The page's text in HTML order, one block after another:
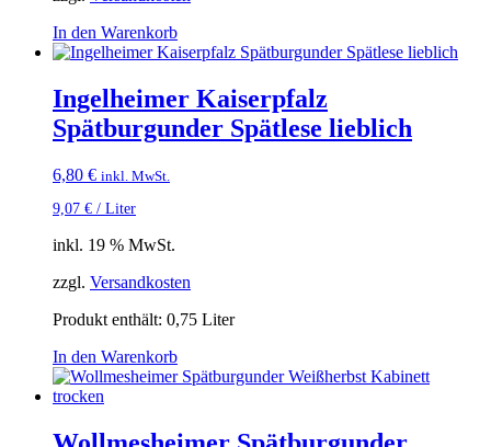
In den Warenkorb
Ingelheimer Kaiserpfalz
Spätburgunder Spätlese lieblich
6,80 € inkl. MwSt.
9,07 € / Liter
inkl. 19 % MwSt.
zzgl. Versandkosten
Produkt enthält: 0,75 Liter
In den Warenkorb